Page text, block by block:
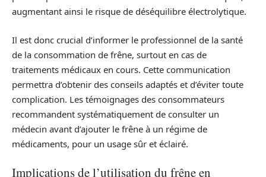
augmentant ainsi le risque de déséquilibre électrolytique.
Il est donc crucial d’informer le professionnel de la santé
de la consommation de frêne, surtout en cas de
traitements médicaux en cours. Cette communication
permettra d’obtenir des conseils adaptés et d’éviter toute
complication. Les témoignages des consommateurs
recommandent systématiquement de consulter un
médecin avant d’ajouter le frêne à un régime de
médicaments, pour un usage sûr et éclairé.
Implications de l’utilisation du frêne en